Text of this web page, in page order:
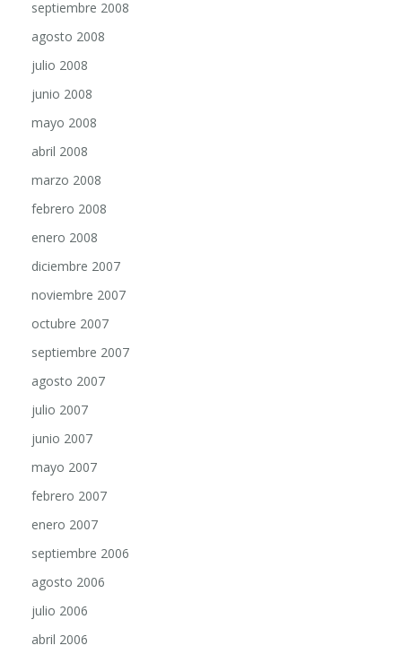
agosto 2008
julio 2008
junio 2008
mayo 2008
abril 2008
marzo 2008
febrero 2008
enero 2008
diciembre 2007
noviembre 2007
octubre 2007
septiembre 2007
agosto 2007
julio 2007
junio 2007
mayo 2007
febrero 2007
enero 2007
septiembre 2006
agosto 2006
julio 2006
abril 2006
marzo 2006